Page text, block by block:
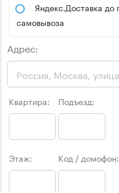
Яндекс.Доставка до
самовывоза
Адрес:
Квартира: Подъезд:
Этаж: Код / домофон: